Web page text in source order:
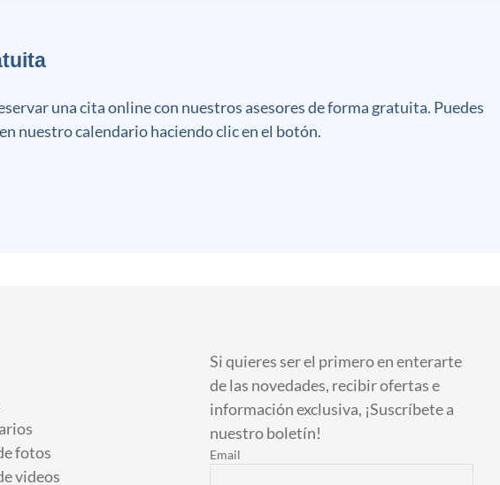
una cita online con nuestros asesores de forma gratuita. Puedes
nuestro calendario haciendo clic en el botón.
fotos
videos
Si quieres ser el primero en enterarte
de las novedades, recibir ofertas e
información exclusiva, ¡Suscríbete a
nuestro boletín!
Email